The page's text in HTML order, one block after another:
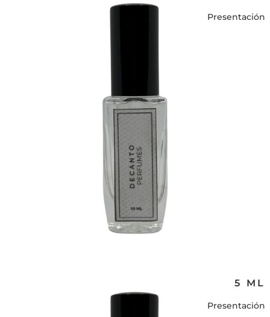
Presentación
5 ML
Presentación